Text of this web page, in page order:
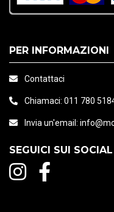
PER INFORMAZIONI
Contattaci
Chiamaci: 011 780
Invia un'email:
SEGUICI SUI SOCIAL